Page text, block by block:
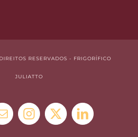
RESERVADOS - FRIGORÍFICO
JULIATTO
E-
Instagram
X LinkedIn